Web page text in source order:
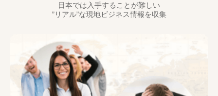
日本では入手することが難しい
”リアル”な現地ビジネス情報を収集